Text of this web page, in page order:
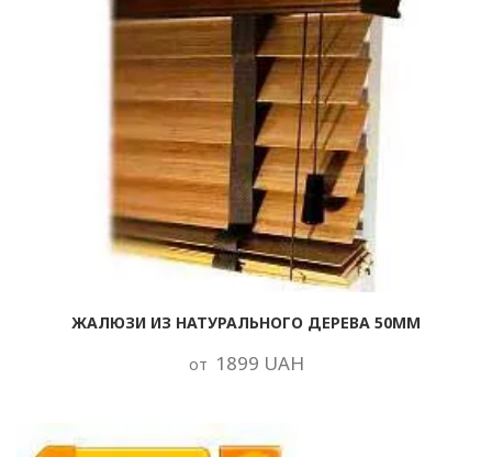
ЖАЛЮЗИ ИЗ НАТУРАЛЬНОГО ДЕРЕВА 50ММ
от 1899 UAH